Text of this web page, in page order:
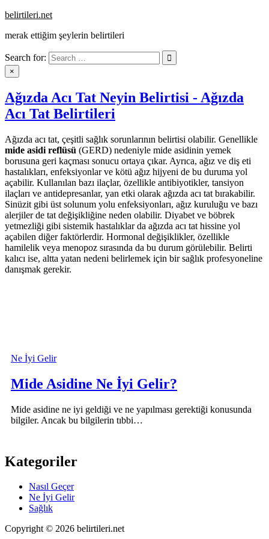
Skip
content
belirtileri.net
merak ettiğim şeylerin belirtileri
Search for:
×
Ağızda Acı Tat Neyin Belirtisi - Ağızda
Acı Tat Belirtileri
Ağızda acı tat, çeşitli sağlık sorunlarının belirtisi olabilir. Genellikle
mide asidi reflüsü (GERD) nedeniyle mide asidinin yemek
borusuna geri kaçması sonucu ortaya çıkar. Ayrıca, ağız ve diş eti
hastalıkları, enfeksiyonlar ve kötü ağız hijyeni de bu duruma yol
açabilir. Kullanılan bazı ilaçlar, özellikle antibiyotikler, tansiyon
ilaçları ve antidepresanlar, yan etki olarak ağızda acı tat bırakabilir.
Sinüzit gibi üst solunum yolu enfeksiyonları, ağız kuruluğu ve bazı
alerjiler de tat değişikliğine neden olabilir. Diyabet ve böbrek
yetmezliği gibi sistemik hastalıklar da ağızda acı tat hissine yol
açabilen diğer faktörlerdir. Hormonal değişiklikler, özellikle
hamilelik veya menopoz sırasında da bu durum görülebilir. Belirti
kalıcı ise, altta yatan nedeni belirlemek için bir sağlık profesyoneline
danışmak gerekir.
Ne İyi Gelir
Mide Asidine Ne İyi Gelir?
Mide asidine ne iyi geldiği ve ne yapılması gerektiği konusunda
bilgiler. Ancak bu bilgilerin tıbbi…
Kategoriler
Nasıl Geçer
Ne İyi Gelir
Sağlık
Copyright © 2026 belirtileri.net